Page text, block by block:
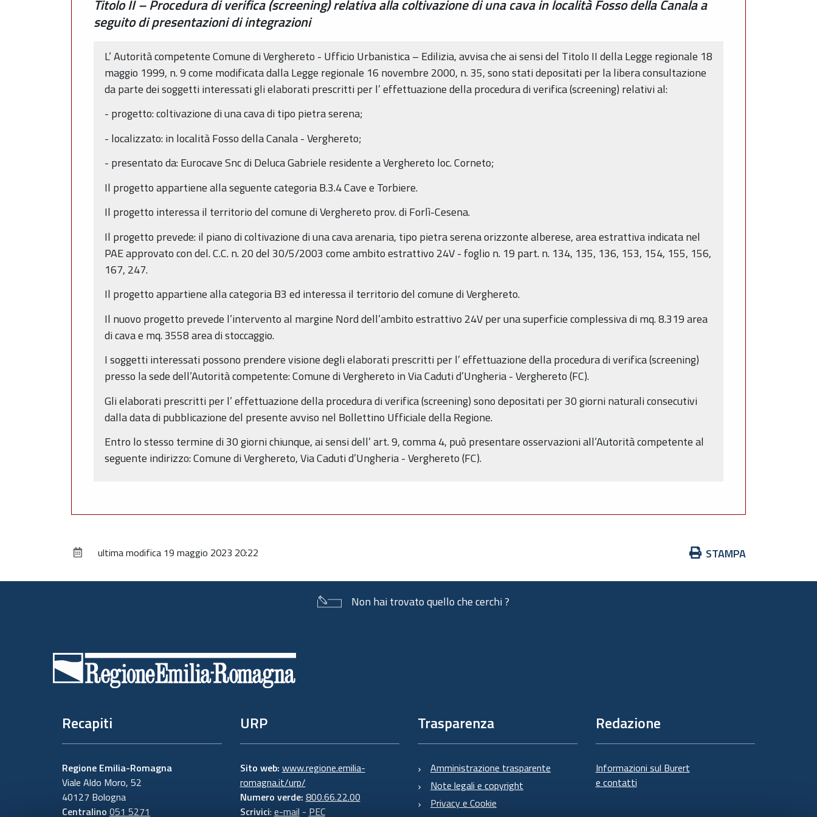
Titolo II – Procedura di verifica (screening) relativa alla coltivazione di una cava in località Fosso della Canala a
seguito di presentazioni di integrazioni
L’ Autorità competente Comune di Verghereto - Ufficio Urbanistica – Edilizia, avvisa che ai sensi del Titolo II della Legge regionale 18
maggio 1999, n. 9 come modificata dalla Legge regionale 16 novembre 2000, n. 35, sono stati depositati per la libera consultazione
da parte dei soggetti interessati gli elaborati prescritti per l’ effettuazione della procedura di verifica (screening) relativi al:
- progetto: coltivazione di una cava di tipo pietra serena;
- localizzato: in località Fosso della Canala - Verghereto;
- presentato da: Eurocave Snc di Deluca Gabriele residente a Verghereto loc. Corneto;
Il progetto appartiene alla seguente categoria B.3.4 Cave e Torbiere.
Il progetto interessa il territorio del comune di Verghereto prov. di Forlì-Cesena.
Il progetto prevede: il piano di coltivazione di una cava arenaria, tipo pietra serena orizzonte alberese, area estrattiva indicata nel
PAE approvato con del. C.C. n. 20 del 30/5/2003 come ambito estrattivo 24V - foglio n. 19 part. n. 134, 135, 136, 153, 154, 155, 156,
167, 247.
Il progetto appartiene alla categoria B3 ed interessa il territorio del comune di Verghereto.
Il nuovo progetto prevede l’intervento al margine Nord dell’ambito estrattivo 24V per una superficie complessiva di mq. 8.319 area
di cava e mq. 3558 area di stoccaggio.
I soggetti interessati possono prendere visione degli elaborati prescritti per l’ effettuazione della procedura di verifica (screening)
presso la sede dell’Autorità competente: Comune di Verghereto in Via Caduti d’Ungheria - Verghereto (FC).
Gli elaborati prescritti per l’ effettuazione della procedura di verifica (screening) sono depositati per 30 giorni naturali consecutivi
dalla data di pubblicazione del presente avviso nel Bollettino Ufficiale della Regione.
Entro lo stesso termine di 30 giorni chiunque, ai sensi dell’ art. 9, comma 4, può presentare osservazioni all’Autorità competente al
seguente indirizzo: Comune di Verghereto, Via Caduti d’Ungheria - Verghereto (FC).
Azioni
documento
STAMPA
ultima modifica 19 maggio 2023 20:22
Non hai trovato quello che cerchi ?
Recapiti
Regione Emilia-Romagna
Viale Aldo Moro, 52
40127 Bologna
Centralino 051 5271
URP
Sito web: www.regione.emilia-
romagna.it/urp/
Numero verde: 800.66.22.00
Scrivici: e-mail - PEC
Trasparenza
Amministrazione trasparente
Note legali e copyright
Privacy e Cookie
Redazione
Informazioni sul Burert
e contatti